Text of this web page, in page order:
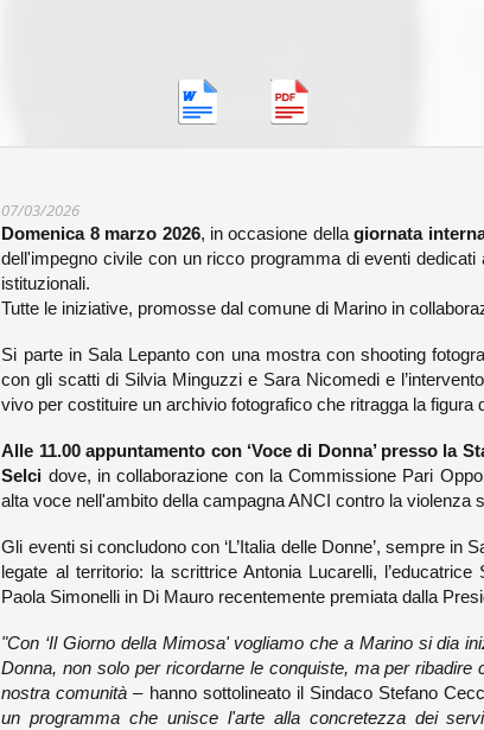
07/03/2026
Domenica 8 marzo 2026, in occasione dellagiornata
dell'impegno civile con un ricco programma di eventi
istituzionali.
Tutte le iniziative, promosse dal comune di Marino in
Si parte in Sala Lepanto con una mostra con shooting
con gli scatti di Silvia Minguzzi e Sara Nicomedi e
vivo per costituire un archivio fotografico che ritragga la figura
Alle 11.00 appuntamento con ‘Voce di Donna’ presso la
Selci dove, in collaborazione con la Commissione Pari
alta voce nell'ambito della campagna ANCI contro la violenza
Gli eventi si concludono con ‘L’Italia delle Donne’, sempre
legate al territorio: la scrittrice Antonia Lucarelli,
Paola Simonelli in Di Mauro recentemente premiatadalla
"Con ‘Il Giorno della Mimosa' vogliamo che a Marino si dia
Donna, non solo per ricordarne le conquiste, ma per
nostra comunità – hanno sottolineato il Sindaco Stefano
un programma che unisce l'arte alla concretezza dei